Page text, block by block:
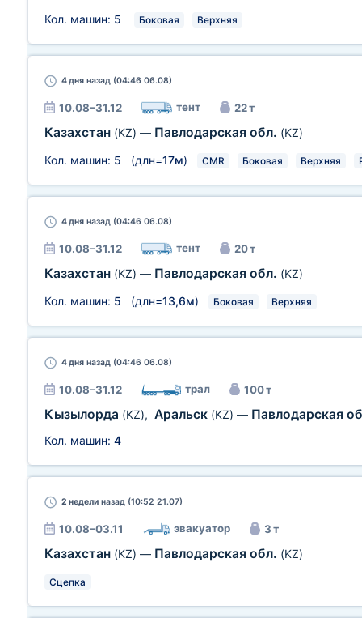
Кол. машин: 5 Боковая Верхняя
4 дня назад (04:46 06.08)
10.08–31.12 тент 22 т
Казахстан (KZ) — Павлодарская обл. (KZ)
Кол. машин: 5 (длн=17м) CMR Боковая Верхняя
4 дня назад (04:46 06.08)
10.08–31.12 тент 20 т
Казахстан (KZ) — Павлодарская обл. (KZ)
Кол. машин: 5 (длн=13,6м) Боковая Верхняя
4 дня назад (04:46 06.08)
10.08–31.12 трал 100 т
Кызылорда (KZ), Аральск (KZ) — Павлодарская
Кол. машин: 4
2 недели назад (10:52 21.07)
10.08–03.11 эвакуатор 3 т
Казахстан (KZ) — Павлодарская обл. (KZ)
Сцепка